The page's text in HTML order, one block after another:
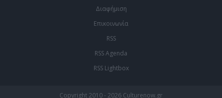
Διαφήμιση
Επικοινωνία
RSS
RSS Agenda
RSS Lightbox
Copyright 2010 - 2026 Culturenow.gr